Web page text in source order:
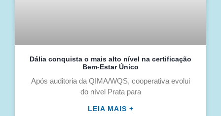
Dália conquista o mais alto nível na certificação
Bem-Estar Único
Após auditoria da QIMA/WQS, cooperativa evolui
do nível Prata para
LEIA MAIS +